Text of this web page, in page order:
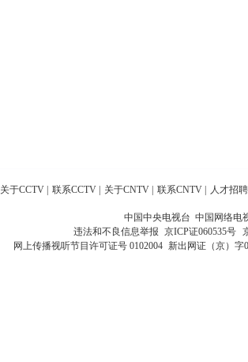
关于CCTV 联系CCTV 关于CNTV 联系CNTV 人才招聘
中国中央电视台 中国网络电
违法和不良信息举报 京ICP证060535号
网上传播视听节目许可证号 0102004 新出网证（京）